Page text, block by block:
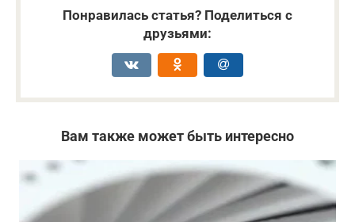
Понравилась статья? Поделиться с
друзьями:
Вам также может быть интересно